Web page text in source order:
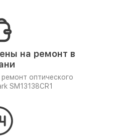
на ремонт в
оптического
SM13138CR1